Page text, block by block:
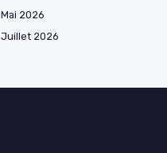
Mai 2026
Juillet 2026